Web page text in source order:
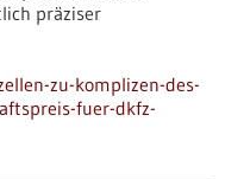
präziser
zu-komplizen-des-
fuer-dkfz-